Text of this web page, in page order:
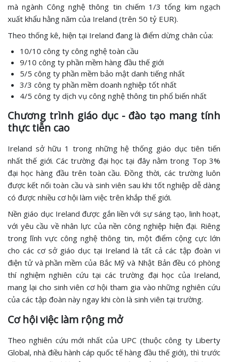
mà ngành Công nghệ thông tin chiếm 1/3 tổng kim ngạch
xuất khẩu hằng năm của Ireland (trên 50 tỷ EUR).
Theo thống kê, hiện tại Ireland đang là điểm dừng chân của:
10/10 công ty công nghệ toàn cầu
9/10 công ty phần mềm hàng đầu thế giới
5/5 công ty phần mềm bảo mật danh tiếng nhất
3/3 công ty phần mềm doanh nghiệp tốt nhất
4/5 công ty dịch vụ công nghệ thông tin phổ biến nhất
Chương trình giáo dục - đào tạo mang tính
thực tiễn cao
Ireland sở hữu 1 trong những hệ thống giáo dục tiên tiến
nhất thế giới. Các trường đại học tại đây nằm trong Top 3%
đại học hàng đầu trên toàn cầu. Đồng thời, các trường luôn
được kết nối toàn cầu và sinh viên sau khi tốt nghiệp dễ dàng
có được nhiều cơ hội làm việc trên khắp thế giới.
Nền giáo dục Ireland được gắn liền với sự sáng tạo, linh hoạt,
với yêu cầu về nhân lực của nền công nghiệp hiện đại. Riêng
trong lĩnh vực công nghệ thông tin, một điểm cộng cực lớn
cho các cơ sở giáo dục tại Ireland là tất cả các tập đoàn vi
điện tử và phần mềm của Bắc Mỹ và Nhật Bản đều có phòng
thí nghiệm nghiên cứu tại các trường đại học của Ireland,
mang lại cho sinh viên cơ hội tham gia vào những nghiên cứu
của các tập đoàn này ngay khi còn là sinh viên tại trường.
Cơ hội việc làm rộng mở
Theo nghiên cứu mới nhất của UPC (thuộc công ty Liberty
Global, nhà điều hành cáp quốc tế hàng đầu thế giới), thì trước